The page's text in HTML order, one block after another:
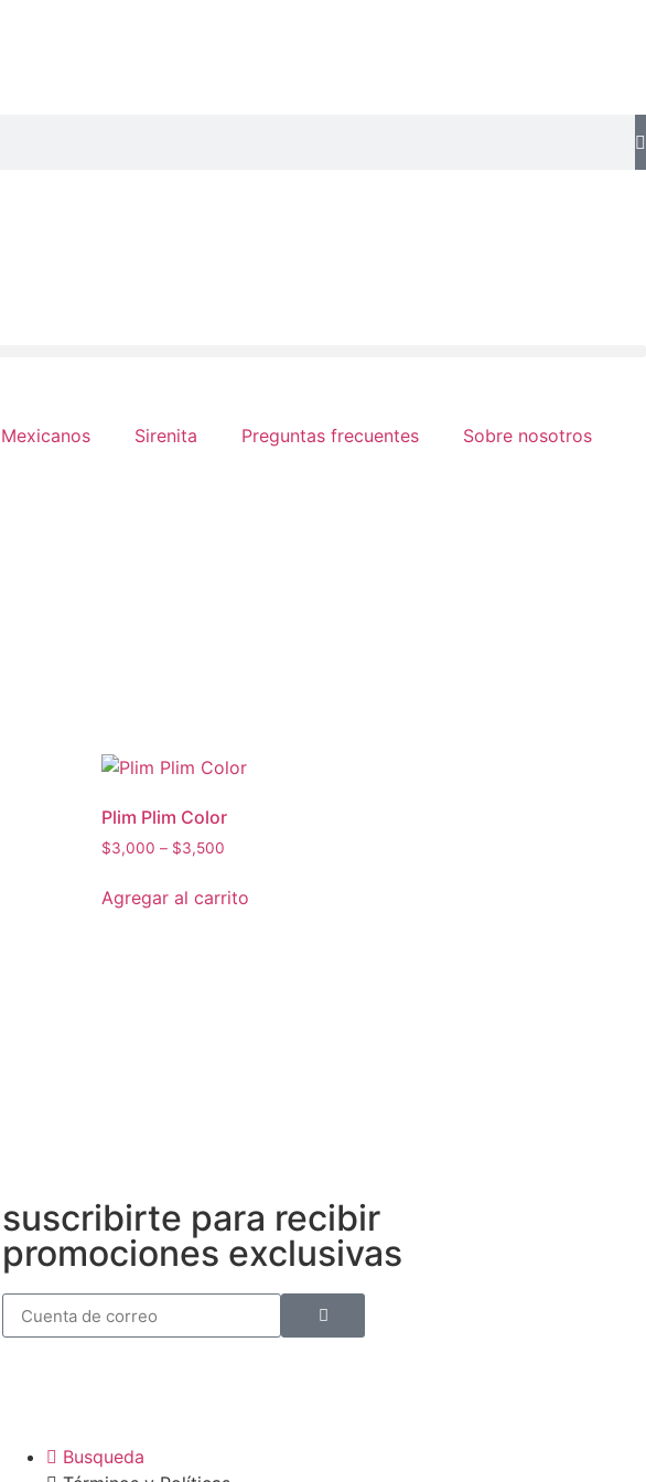
Mexicanos Sirenita Preguntas frecuentes Sobre nosotros
Plim Plim Color
$3,000 – $3,500
Agregar al carrito
suscribirte para recibir
promociones exclusivas
Busqueda